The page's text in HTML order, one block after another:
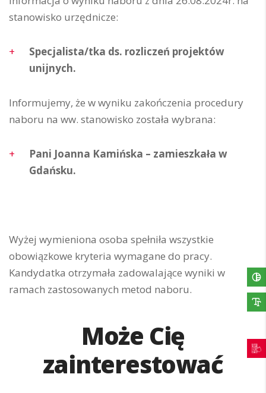
stanowisko urzędnicze:
Specjalista/tka ds. rozliczeń projektów
unijnych.
Informujemy, że w wyniku zakończenia procedury
naboru na ww. stanowisko została wybrana:
Pani Joanna Kamińska – zamieszkała w
Gdańsku.
Wyżej wymieniona osoba spełniła wszystkie
obowiązkowe kryteria wymagane do pracy.
Kandydatka otrzymała zadowalające wyniki w
ramach zastosowanych metod naboru.
Może Cię
zainterestować